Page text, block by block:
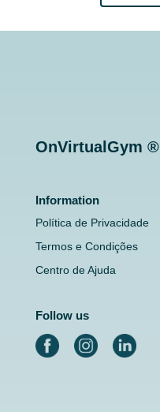
OnVirtualGym ®
Information
Política de Privacidade
Termos e Condições
Centro de Ajuda
Follow us